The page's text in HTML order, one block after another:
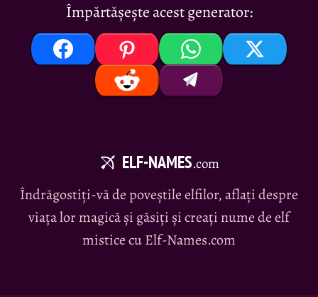
Împărtășește acest generator:
ELF-NAMES.com
Îndrăgostiți-vă de poveștile elfilor, aflați despre
viața lor magică și găsiți și creați nume de elf
mistice cu Elf-Names.com